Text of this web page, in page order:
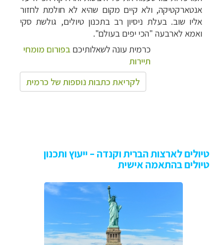
אנטארקטיקה, ולא קיים מקום שהיא לא חולמת לחזור
אליו שוב. בעלת ניסיון רב בתכנון טיולים, גולשת סקי
ואמא לארבעה "הכי יפים בעולם".
כרמית עונה לשאלותיכם בפורום מומחי
תיירות
לקריאת כתבות נוספות של כרמית
טיולים לארצות הברית וקנדה – ייעוץ ותכנון
טיולים בהתאמה אישית